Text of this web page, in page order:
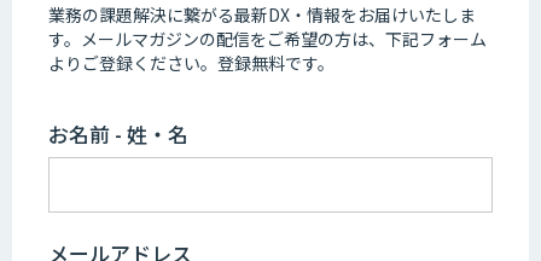
業務の課題解決に繋がる最新DX・情報をお届けいたしま
す。 メールマガジンの配信をご希望の方は、下記フォーム
よりご登録ください。登録無料です。
お名前 - 姓・名
メールアドレス